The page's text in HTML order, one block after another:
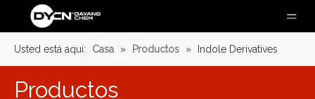
Usted está aquí: Casa » Productos » Indole Derivatives
Productos